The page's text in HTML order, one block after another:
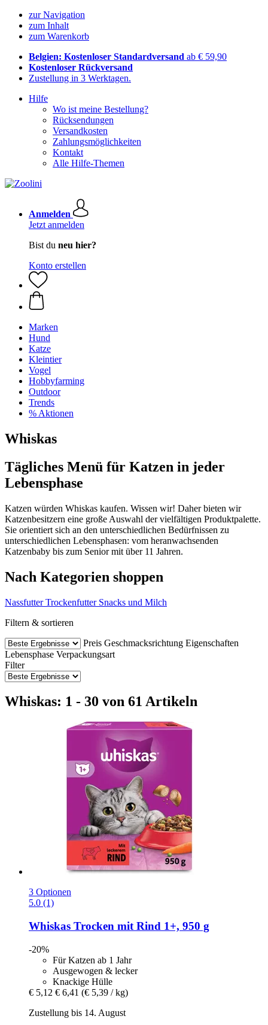
zur Navigation
zum Inhalt
zum Warenkorb
Belgien: Kostenloser Standardversand ab € 59,90
Kostenloser Rückversand
Zustellung in 3 Werktagen.
Hilfe
Wo ist meine Bestellung?
Rücksendungen
Versandkosten
Zahlungsmöglichkeiten
Kontakt
Alle Hilfe-Themen
Anmelden
Jetzt anmelden
Bist du neu hier?
Konto erstellen
Marken
Hund
Katze
Kleintier
Vogel
Hobbyfarming
Outdoor
Trends
% Aktionen
Whiskas
Tägliches Menü für Katzen in jeder
Lebensphase
Katzen würden Whiskas kaufen. Wissen wir! Daher bieten wir
Katzenbesitzern eine große Auswahl der vielfältigen Produktpalette.
Sie orientiert sich an den unterschiedlichen Bedürfnissen zu
unterschiedlichen Lebensphasen: vom heranwachsenden
Katzenbaby bis zum Senior mit über 11 Jahren.
Nach Kategorien shoppen
Nassfutter Trockenfutter Snacks und Milch
Filtern & sortieren
Preis Geschmacksrichtung Eigenschaften
Lebensphase Verpackungsart
Filter
Whiskas: 1 - 30 von 61 Artikeln
3 Optionen
5.0 (1)
Whiskas Trocken mit Rind 1+, 950 g
-20%
Für Katzen ab 1 Jahr
Ausgewogen & lecker
Knackige Hülle
€ 5,12 € 6,41 (€ 5,39 / kg)
Zustellung bis 14. August